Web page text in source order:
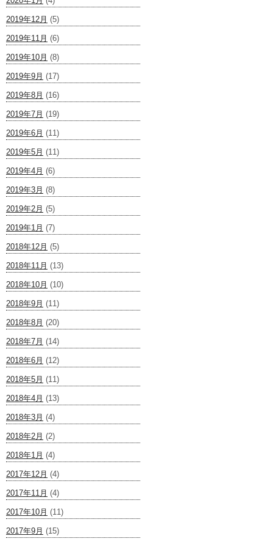
2019年12月 (5)
2019年11月 (6)
2019年10月 (8)
2019年9月 (17)
2019年8月 (16)
2019年7月 (19)
2019年6月 (11)
2019年5月 (11)
2019年4月 (6)
2019年3月 (8)
2019年2月 (5)
2019年1月 (7)
2018年12月 (5)
2018年11月 (13)
2018年10月 (10)
2018年9月 (11)
2018年8月 (20)
2018年7月 (14)
2018年6月 (12)
2018年5月 (11)
2018年4月 (13)
2018年3月 (4)
2018年2月 (2)
2018年1月 (4)
2017年12月 (4)
2017年11月 (4)
2017年10月 (11)
2017年9月 (15)